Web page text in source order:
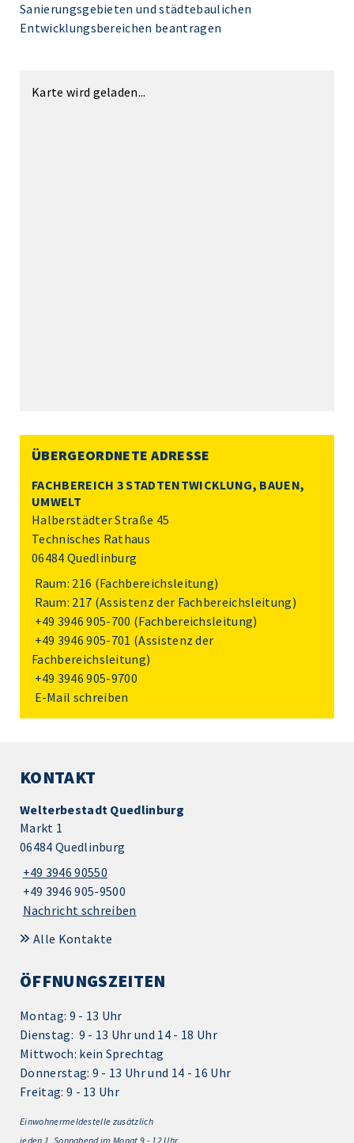
Sanierungsgebieten und städtebaulichen
Entwicklungsbereichen beantragen
Karte wird geladen...
ÜBERGEORDNETE ADRESSE
FACHBEREICH 3 STADTENTWICKLUNG, BAUEN,
UMWELT
Halberstädter Straße 45
Technisches Rathaus
06484 Quedlinburg
Raum: 216 (Fachbereichsleitung)
Raum: 217 (Assistenz der Fachbereichsleitung)
+49 3946 905-700 (Fachbereichsleitung)
+49 3946 905-701 (Assistenz der
Fachbereichsleitung)
+49 3946 905-9700
E-Mail schreiben
KONTAKT
Welterbestadt Quedlinburg
Markt 1
06484 Quedlinburg
+49 3946 90550
+49 3946 905-9500
Nachricht schreiben
Alle Kontakte
ÖFFNUNGSZEITEN
Montag: 9 - 13 Uhr
Dienstag: 9 - 13 Uhr und 14 - 18 Uhr
Mittwoch: kein Sprechtag
Donnerstag: 9 - 13 Uhr und 14 - 16 Uhr
Freitag: 9 - 13 Uhr
Einwohnermeldestelle zusätzlich
jeden 1. Sonnabend im Monat 9 - 12 Uhr